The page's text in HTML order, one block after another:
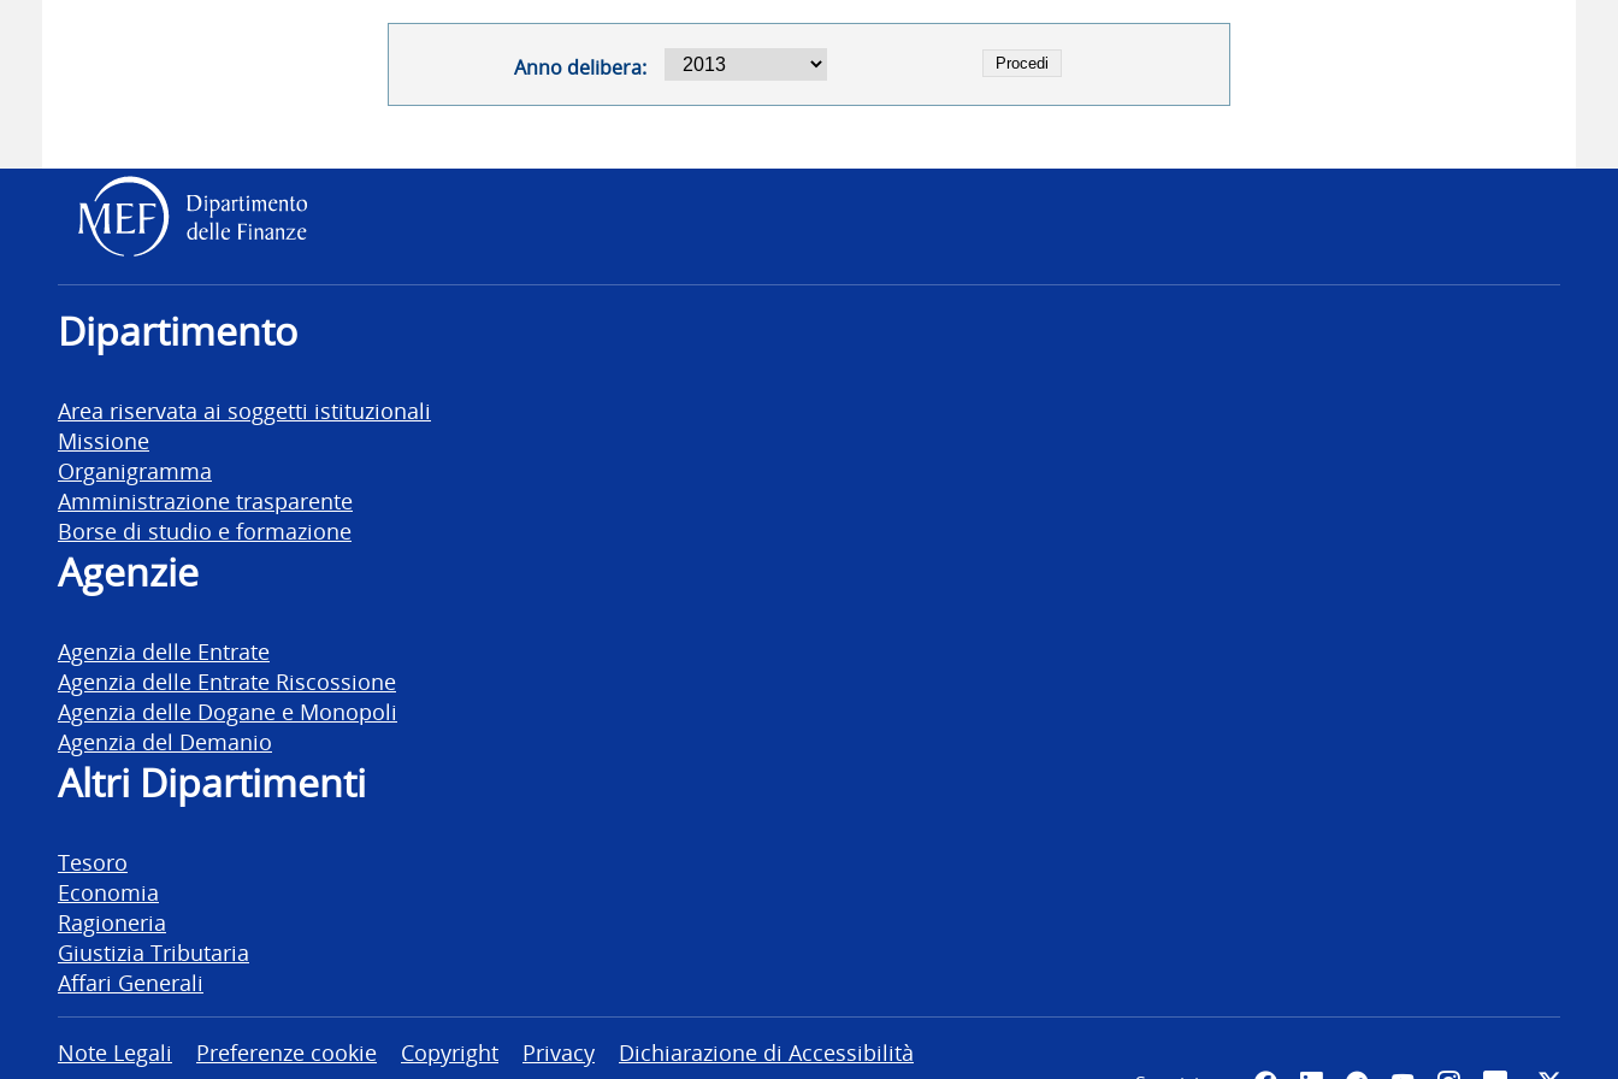
Anno delibera:
Dipartimento delle Finanze
Dipartimento
Area riservata ai soggetti istituzionali
Missione
Organigramma
Amministrazione trasparente
Borse di studio e formazione
Agenzie
Agenzia delle Entrate
Agenzia delle Entrate Riscossione
Agenzia delle Dogane e Monopoli
Agenzia del Demanio
Altri Dipartimenti
Tesoro
Economia
Ragioneria
Giustizia Tributaria
Affari Generali
Altre informazioni
Note Legali Preferenze cookie Copyright Privacy Dichiarazione di Accessibilità